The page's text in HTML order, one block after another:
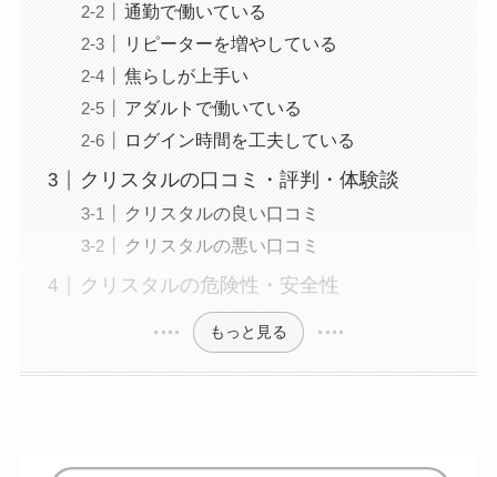
通勤で働いている
リピーターを増やしている
焦らしが上手い
アダルトで働いている
ログイン時間を工夫している
クリスタルの口コミ・評判・体験談
クリスタルの良い口コミ
クリスタルの悪い口コミ
クリスタルの危険性・安全性
もっと見る